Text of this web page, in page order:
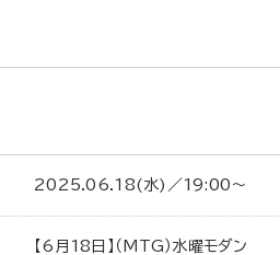
2025.06.18(水)／19:00〜
【6月18日】（MTG）水曜モダン